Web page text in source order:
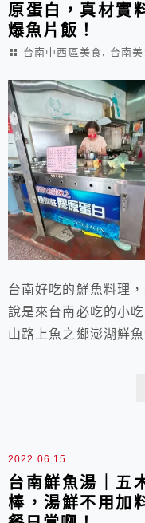
原蛋白，真材實
爆魚片飯！
台南中西區美食, 台南
台南好吃的鮮魚料理
說是來台南必吃的小
山路上魚之鄉澎湖鮮
2022.06.15
台南鮮魚湯｜五
棒，湯鮮不用加